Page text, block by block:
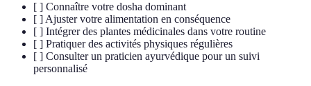
[ ] Connaître votre dosha dominant
[ ] Ajuster votre alimentation en conséquence
[ ] Intégrer des plantes médicinales dans votre routine
[ ] Pratiquer des activités physiques régulières
[ ] Consulter un praticien ayurvédique pour un suivi
personnalisé